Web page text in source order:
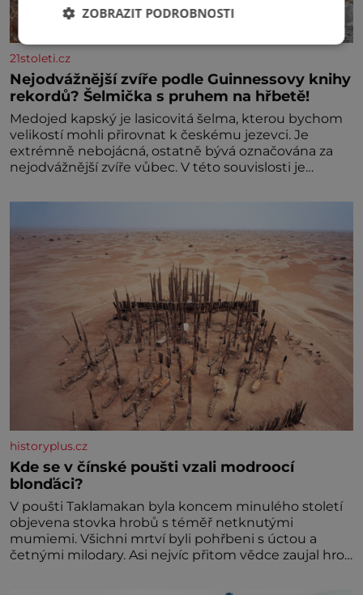
21stoleti.cz
Nejodvážnější zvíře podle Guinnessovy knihy
rekordů? Šelmička s pruhem na hřbetě!
Medojed kapský je lasicovitá šelma, kterou bychom
velikostí mohli přirovnat k českému jezevci. Je
extrémně nebojácná, ostatně bývá označována za
nejodvážnější zvíře vůbec. V této souvislosti je
historyplus.cz
Kde se v čínské poušti vzali modroocí
blonďáci?
V poušti Taklamakan byla koncem minulého století
objevena stovka hrobů s téměř netknutými
mumiemi. Všichni mrtví byli pohřbeni s úctou a
četnými milodary. Asi nejvíc přitom vědce zaujal hrob
ZOBRAZIT PODROBNOSTI